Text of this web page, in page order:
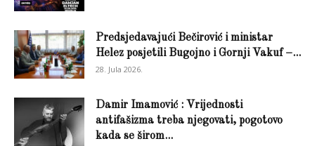
Predsjedavajući Bečirović i ministar
Helez posjetili Bugojno i Gornji Vakuf –...
28. Jula 2026.
Damir Imamović : Vrijednosti
antifašizma treba njegovati, pogotovo
kada se širom...